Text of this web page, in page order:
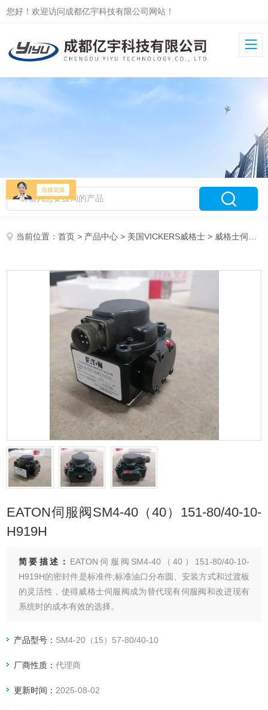
您好！欢迎访问成都亿宇科技有限公司网站！
当前位置：首页 > 产品中心 > 美国VICKERS威格士 > 威格士伺服阀
EATON伺服阀SM4-40（40）151-80/40-10-
H919H
简要描述： EATON伺服阀SM4-40（40）151-80/40-10-
H919H的密封件是标准件;标准油口分布圆、安装方式和过渡板
的灵活性，使得威格士伺服阀成为替代现有伺服阀和改进现有
系统时的成本有效的选择。
产品型号： SM4-20（15）57-80/40-10
厂商性质：代理商
更新时间： 2025-08-02